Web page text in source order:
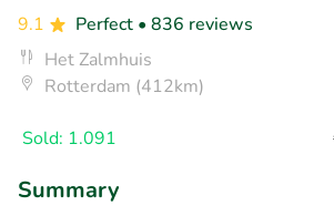
9.1
Perfect • 836 reviews
Het Zalmhuis
Rotterdam (412km)
Sold: 1.091
Summary